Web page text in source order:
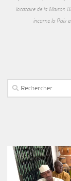
locataire de la Maison
incarne la Paix
Rechercher :